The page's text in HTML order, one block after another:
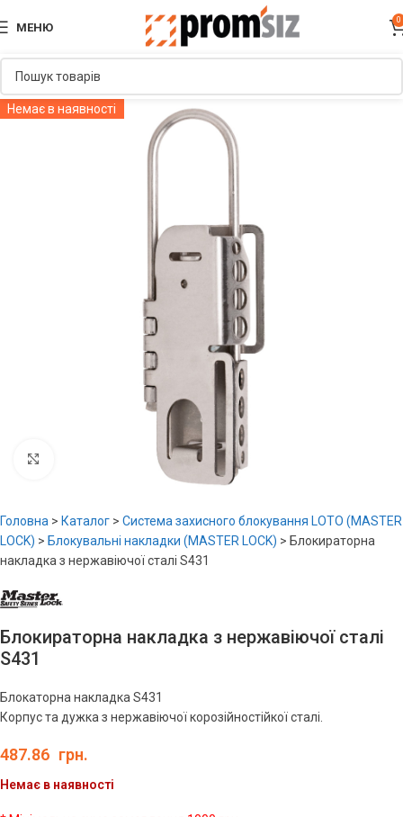
МЕНЮ
0
Немає в наявності
Головна > Каталог > Система захисного блокування LOTO (MASTER
LOCK) > Блокувальні накладки (MASTER LOCK) > Блокираторна
накладка з нержавіючої сталі S431
Блокираторна накладка з нержавіючої сталі
S431
Блокаторна накладка S431
Корпус та дужка з нержавіючої корозійностійкої сталі.
487.86 грн.
Немає в наявності